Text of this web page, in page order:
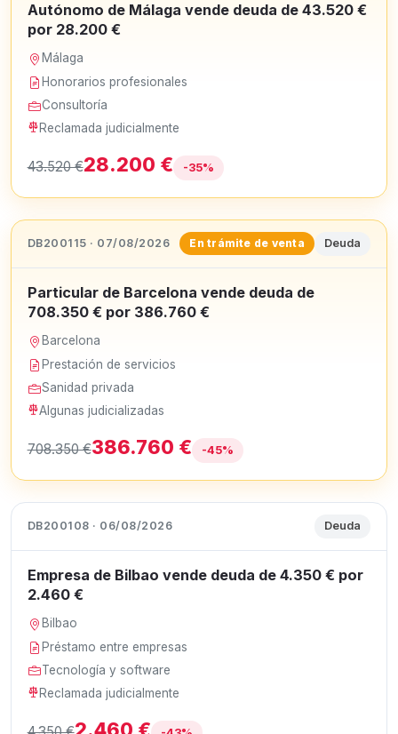
Autónomo de Málaga vende deuda de 43.520 €
por 28.200 €
Málaga
Honorarios profesionales
Consultoría
Reclamada judicialmente
43.520 €28.200 € -35%
DB200115 · 07/08/2026 En trámite de venta Deuda
Particular de Barcelona vende deuda de
708.350 € por 386.760 €
Barcelona
Prestación de servicios
Sanidad privada
Algunas judicializadas
708.350 €386.760 € -45%
DB200108 · 06/08/2026 Deuda
Empresa de Bilbao vende deuda de 4.350 € por
2.460 €
Bilbao
Préstamo entre empresas
Tecnología y software
Reclamada judicialmente
2.460 €